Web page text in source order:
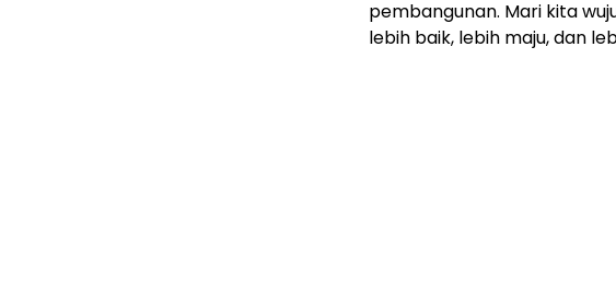
pembangunan. Mari kita
lebih baik, lebih maju, dan